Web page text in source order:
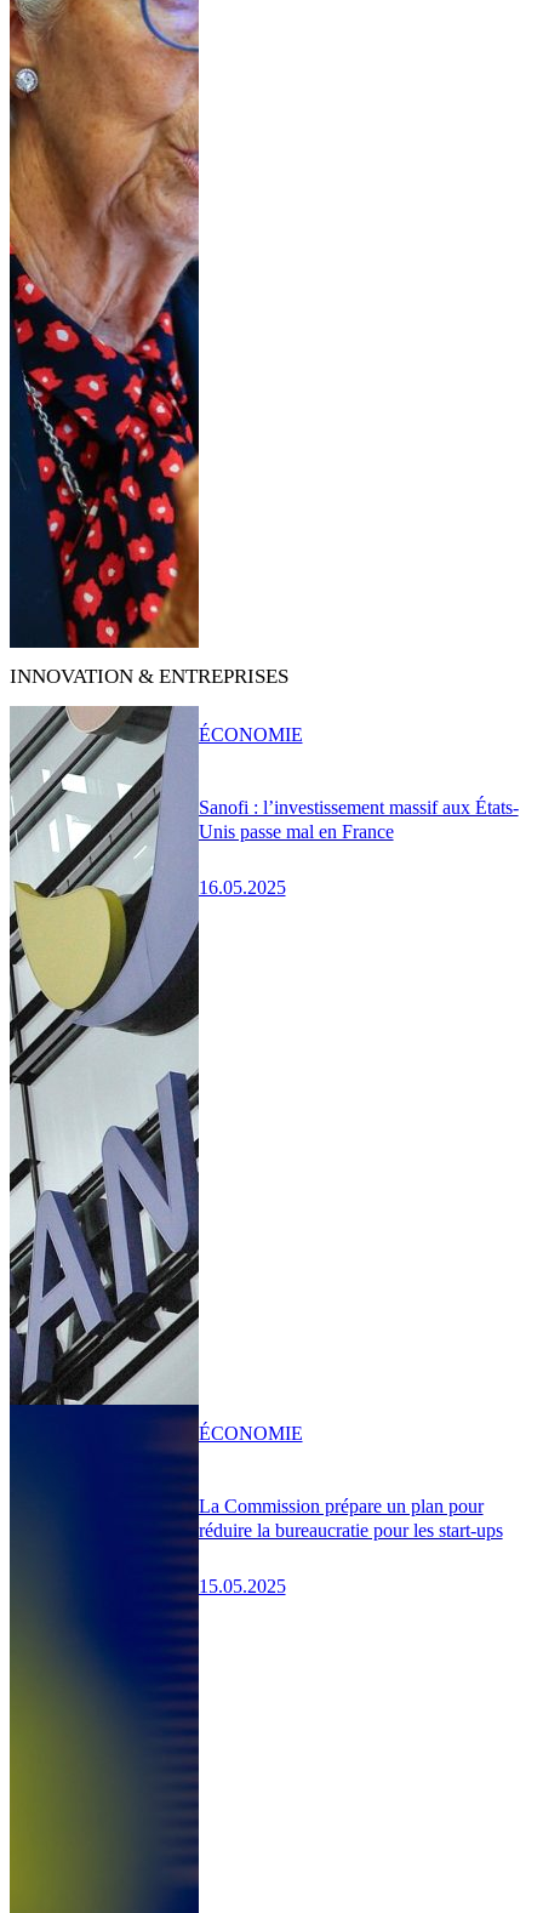
INNOVATION & ENTREPRISES
Sanofi : l’investissement massif aux États-
Unis passe mal en France
16.05.2025
ÉCONOMIE
La Commission prépare un plan pour
réduire la bureaucratie pour les start-ups
15.05.2025
ÉCONOMIE